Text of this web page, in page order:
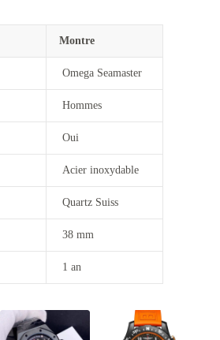
Montre
Omega Seamaster
Hommes
Oui
Acier inoxydable
Quartz Suiss
38 mm
1 an